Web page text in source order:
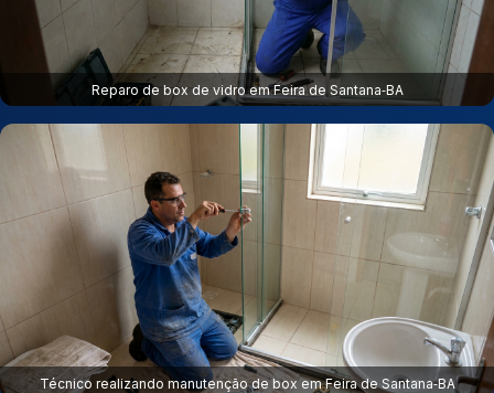
Reparo de box de vidro em Feira de Santana‑BA
Técnico realizando manutenção de box em Feira de Santana‑BA